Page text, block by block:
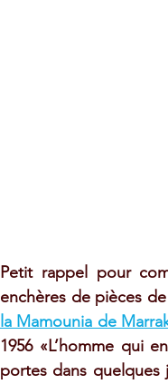
Petit rappel pour
enchères de pièces
la Mamounia de
1956 «L’homme qui
portes dans quelques